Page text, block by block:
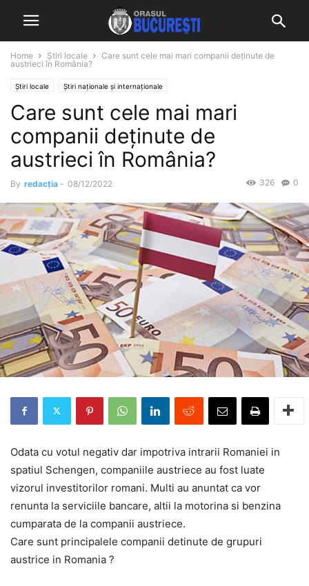
Home Știri locale
Care sunt cele mai mari companii deținute de
austrieci în România?
Știri locale Știri naționale și internaționale
Care sunt cele mai mari
companii deținute de
austrieci în România?
By redacția - 08/12/2022 0
326
Odata cu votul negativ dar impotriva intrarii Romaniei in
spatiul Schengen, companiile austriece au fost luate
vizorul investitorilor romani. Multi au anuntat ca vor
renunta la serviciile bancare, altii la motorina si benzina
cumparata de la companii austriece.
Care sunt principalele companii detinute de grupuri
austrice in Romania ?